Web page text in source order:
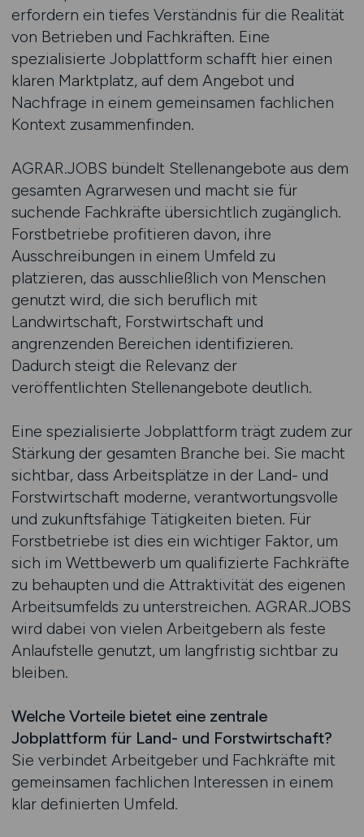
erfordern ein tiefes Verständnis für die Realität
von Betrieben und Fachkräften. Eine
spezialisierte Jobplattform schafft hier einen
klaren Marktplatz, auf dem Angebot und
Nachfrage in einem gemeinsamen fachlichen
Kontext zusammenfinden.
AGRAR.JOBS bündelt Stellenangebote aus dem
gesamten Agrarwesen und macht sie für
suchende Fachkräfte übersichtlich zugänglich.
Forstbetriebe profitieren davon, ihre
Ausschreibungen in einem Umfeld zu
platzieren, das ausschließlich von Menschen
genutzt wird, die sich beruflich mit
Landwirtschaft, Forstwirtschaft und
angrenzenden Bereichen identifizieren.
Dadurch steigt die Relevanz der
veröffentlichten Stellenangebote deutlich.
Eine spezialisierte Jobplattform trägt zudem zur
Stärkung der gesamten Branche bei. Sie macht
sichtbar, dass Arbeitsplätze in der Land- und
Forstwirtschaft moderne, verantwortungsvolle
und zukunftsfähige Tätigkeiten bieten. Für
Forstbetriebe ist dies ein wichtiger Faktor, um
sich im Wettbewerb um qualifizierte Fachkräfte
zu behaupten und die Attraktivität des eigenen
Arbeitsumfelds zu unterstreichen. AGRAR.JOBS
wird dabei von vielen Arbeitgebern als feste
Anlaufstelle genutzt, um langfristig sichtbar zu
bleiben.
Welche Vorteile bietet eine zentrale
Jobplattform für Land- und Forstwirtschaft?
Sie verbindet Arbeitgeber und Fachkräfte mit
gemeinsamen fachlichen Interessen in einem
klar definierten Umfeld.